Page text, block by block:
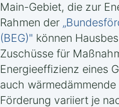
Main-Gebiet‎, die zur
Rahmen der
(BEG)" können
Zuschüsse für
Energieeffizienz eines
auch
Förderung variiert je